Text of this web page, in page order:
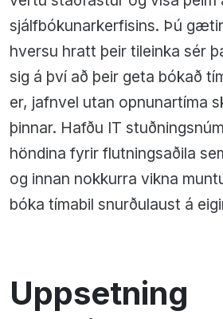
sjálfbókunarkerfisins. Þú
hversu hratt þeir tileinka sér
sig á því að þeir geta bókað
er, jafnvel utan opnunartíma
þinnar. Hafðu IT
höndina fyrir flutningsaðila
og innan nokkurra vikna
bóka tímabil snurðulaust á
Uppsetning